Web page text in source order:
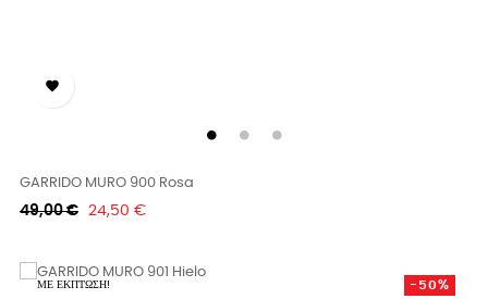

GARRIDO MURO 900 Rosa
Κανονική
49,00 € Τιμή
24,50 €
ΜΕ ΈΚΠΤΩΣΗ! -50%